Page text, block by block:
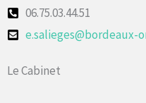
06.75.03.44.51
Le Cabinet